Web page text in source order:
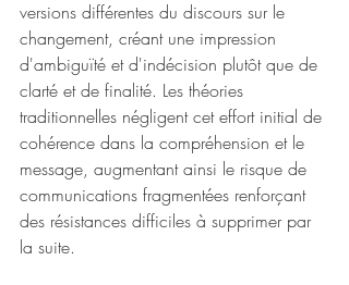
versions différentes du discours sur le
changement, créant une impression
d'ambiguïté et d'indécision plutôt que de
clarté et de finalité. Les théories
traditionnelles négligent cet effort initial de
cohérence dans la compréhension et le
message, augmentant ainsi le risque de
communications fragmentées renforçant
des résistances difficiles à supprimer par
la suite.